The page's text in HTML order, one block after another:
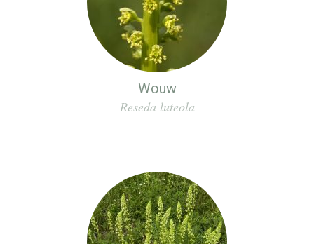
Wouw
Reseda luteola